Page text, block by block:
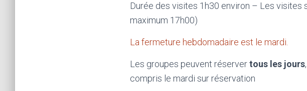
Durée des visites 1h30 environ – Les visites
maximum 17h00)
La fermeture hebdomadaire est le mardi.
Les groupes peuvent réservertous les jours
compris le mardi sur réservation